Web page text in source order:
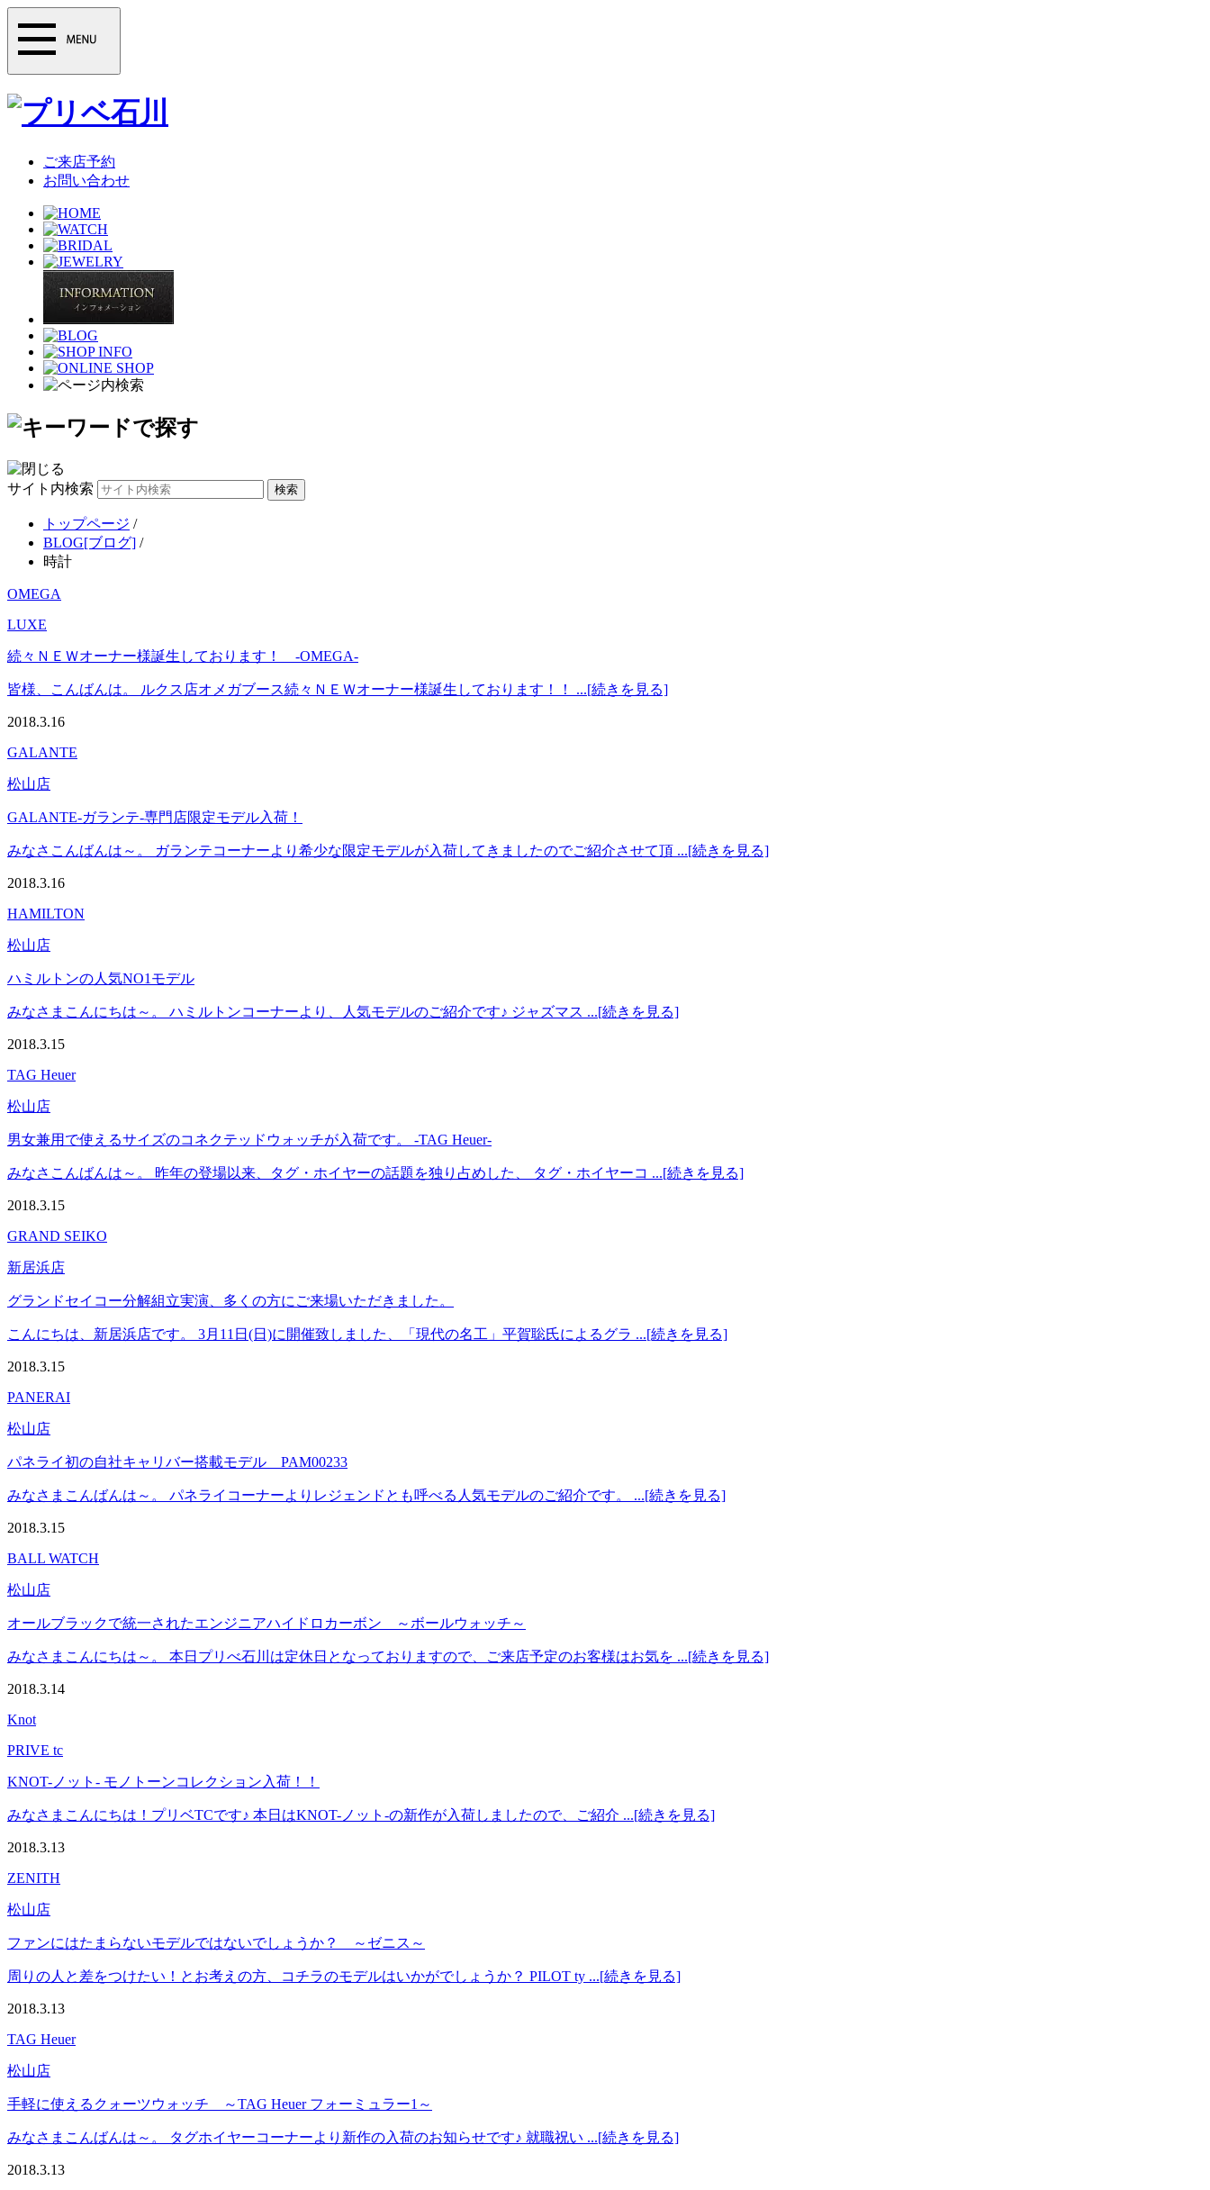
ご来店予約
お問い合わせ
サイト内検索
トップページ /
BLOG[ブログ] /
時計
OMEGA
LUXE
続々ＮＥＷオーナー様誕生しております！ -OMEGA-
皆様、こんばんは。 ルクス店オメガブース続々ＮＥＷオーナー様誕生しております！！ ...[続きを見る]
2018.3.16
GALANTE
松山店
GALANTE-ガランテ-専門店限定モデル入荷！
みなさこんばんは～。 ガランテコーナーより希少な限定モデルが入荷してきましたのでご紹介させて頂 ...[続きを見る]
2018.3.16
HAMILTON
松山店
ハミルトンの人気NO1モデル
みなさまこんにちは～。 ハミルトンコーナーより、人気モデルのご紹介です♪ ジャズマス ...[続きを見る]
2018.3.15
TAG Heuer
松山店
男女兼用で使えるサイズのコネクテッドウォッチが入荷です。 -TAG Heuer-
みなさこんばんは～。 昨年の登場以来、タグ・ホイヤーの話題を独り占めした、 タグ・ホイヤーコ ...[続きを見る]
2018.3.15
GRAND SEIKO
新居浜店
グランドセイコー分解組立実演、多くの方にご来場いただきました。
こんにちは、新居浜店です。 3月11日(日)に開催致しました、「現代の名工」平賀聡氏によるグラ ...[続きを見る]
2018.3.15
PANERAI
松山店
パネライ初の自社キャリバー搭載モデル PAM00233
みなさまこんばんは～。 パネライコーナーよりレジェンドとも呼べる人気モデルのご紹介です。 ...[続きを見る]
2018.3.15
BALL WATCH
松山店
オールブラックで統一されたエンジニアハイドロカーボン ～ボールウォッチ～
みなさまこんにちは～。 本日プリべ石川は定休日となっておりますので、ご来店予定のお客様はお気を ...[続きを見る]
2018.3.14
Knot
PRIVE tc
KNOT-ノット- モノトーンコレクション入荷！！
みなさまこんにちは！プリベTCです♪ 本日はKNOT-ノット-の新作が入荷しましたので、ご紹介 ...[続きを見る]
2018.3.13
ZENITH
松山店
ファンにはたまらないモデルではないでしょうか？ ～ゼニス～
周りの人と差をつけたい！とお考えの方、コチラのモデルはいかがでしょうか？ PILOT ty ...[続きを見る]
2018.3.13
TAG Heuer
松山店
手軽に使えるクォーツウォッチ ～TAG Heuer フォーミュラー1～
みなさまこんばんは～。 タグホイヤーコーナーより新作の入荷のお知らせです♪ 就職祝い ...[続きを見る]
2018.3.13